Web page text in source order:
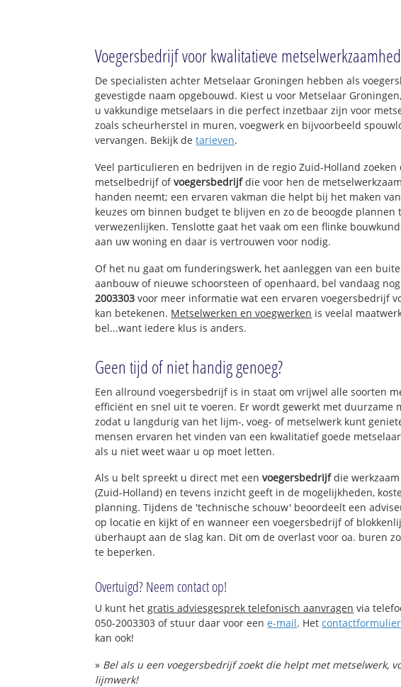
Voegersbedrijf voor kwalitatieve
De specialisten achter Metselaar Groningen hebben als
gevestigde naam opgebouwd. Kiest u voor Metselaar
u vakkundige metselaars in die perfect inzetbaar zijn voor
zoals scheurherstel in muren, voegwerk en bijvoorbeeld
vervangen. Bekijk detarieven.
Veel particulieren en bedrijven in de regio Zuid-Holland zoeken
metselbedrijf ofvoegersbedrijfdie voor hen de
handen neemt; een ervaren vakman die helpt bij het maken
keuzes om binnen budget te blijven en zo de beoogde plannen
verwezenlijken. Tenslotte gaat het vaak om een flinke
aan uw woning en daar is vertrouwen voor nodig.
Of het nu gaat om funderingswerk, het aanleggen van een
aanbouw of nieuwe schoorsteen of openhaard, bel vandaag
2003303 voor meer informatie wat een ervaren voegersbedrijf
kan betekenen. Metselwerken en voegwerken is veelal
bel...want iedere klus is anders.
Geen tijd of niet handig genoeg?
Een allround voegersbedrijf is in staat om vrijwel alle soorten
efficiënt en snel uit te voeren. Er wordt gewerkt met duurzame
zodat u langdurig van het lijm-, voeg- of metselwerk kunt
mensen ervaren het vinden van een kwalitatief goede
als u niet weet waar u op moet letten.
Als u belt spreekt u direct met eenvoegersbedrijfdie
(Zuid-Holland) en tevens inzicht geeft in de mogelijkheden,
planning. Tijdens de 'technische schouw' beoordeelt een
op locatie en kijkt of en wanneer een voegersbedrijf of
überhaupt aan de slag kan. Dit om de overlast voor oa. buren
te beperken.
Overtuigd? Neem contact op!
U kunt hetgratis adviesgesprek telefonisch aanvragen via
050-2003303 of stuur daar voor eene-mail. Hetcontactformulier
kan ook!
» Bel als u een voegersbedrijf zoekt die helpt met metselwerk,
lijmwerk!